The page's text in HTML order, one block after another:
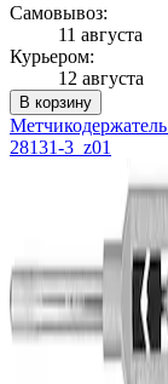
Самовывоз:
11 августа
Курьером:
12 августа
В корзину
28131-3_z01